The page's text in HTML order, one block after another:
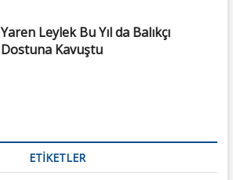
Yaren Leylek Bu Yıl da Balıkçı
Dostuna Kavuştu
ETIKETLER